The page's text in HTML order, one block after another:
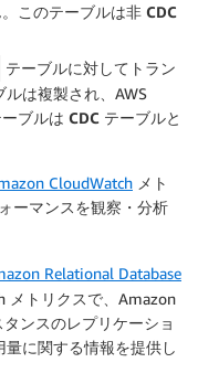
このテーブルは非 CDC
テーブルに対してトラン
は複製され、AWS
ブルは CDC テーブルと
CloudWatch メト
ーマンスを観察・分析
Relational Database
メトリクスで、Amazon
ンスのレプリケーショ
に関する情報を提供し